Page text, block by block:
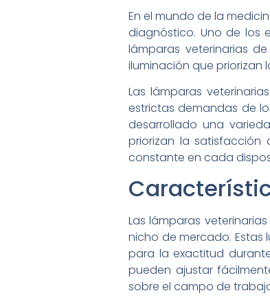
En el mundo de la
diagnóstico. Uno de los
lámparas veterinarias
iluminación que priorizan
Las lámparas
estrictas demandas de
desarrollado una
priorizan la
constante en cada
Las lámparas
nicho de mercado. Estas
para la exactitud
pueden ajustar
sobre el campo de